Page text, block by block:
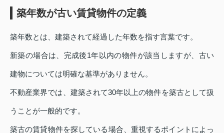
築年数が古い賃貸物件の定義
築年数とは、建築されて経過した年数を指す言葉です。
新築の場合は、完成後1年以内の物件が該当しますが、古い
建物については明確な基準がありません。
不動産業界では、建築されて30年以上の物件を築古として扱
うことが一般的です。
築古の賃貸物件を探している場合、重視するポイントによっ